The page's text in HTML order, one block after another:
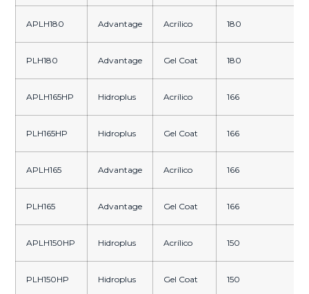
APLH180 Advantage Acrílico 180
PLH180 Advantage Gel Coat 180
APLH165HP Hidroplus Acrílico 166
PLH165HP Hidroplus Gel Coat 166
APLH165 Advantage Acrílico 166
PLH165 Advantage Gel Coat 166
APLH150HP Hidroplus Acrílico 150
PLH150HP Hidroplus Gel Coat 150